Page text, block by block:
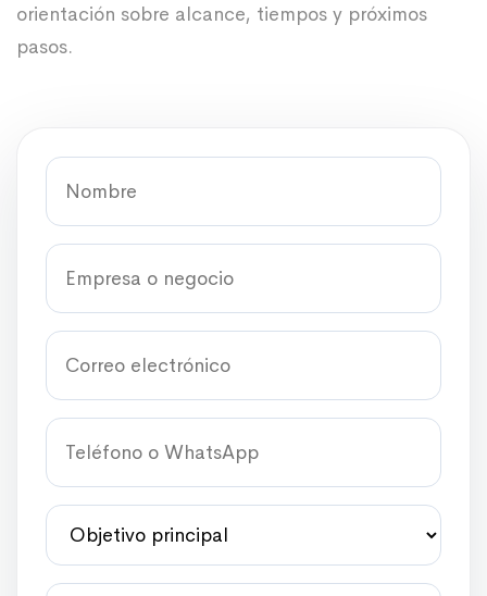
orientación sobre alcance, tiempos y próximos
pasos.